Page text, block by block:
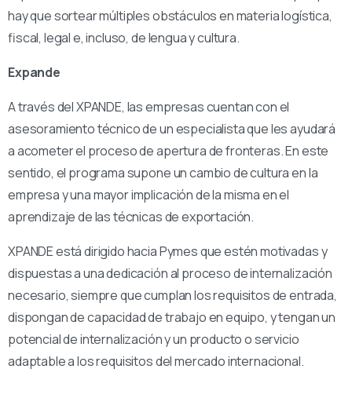
hay que sortear múltiples obstáculos en materia logística,
fiscal, legal e, incluso, de lengua y cultura.
Expande
A través del XPANDE, las empresas cuentan con el
asesoramiento técnico de un especialista que les ayudará
a acometer el proceso de apertura de fronteras. En este
sentido, el programa supone un cambio de cultura en la
empresa y una mayor implicación de la misma en el
aprendizaje de las técnicas de exportación.
XPANDE está dirigido hacia Pymes que estén motivadas y
dispuestas a una dedicación al proceso de internalización
necesario, siempre que cumplan los requisitos de entrada,
dispongan de capacidad de trabajo en equipo, y tengan un
potencial de internalización y un producto o servicio
adaptable a los requisitos del mercado internacional.